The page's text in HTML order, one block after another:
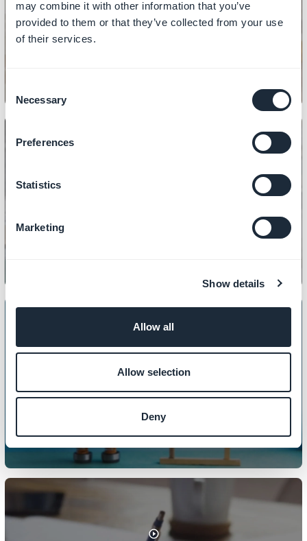
may combine it with other information that you’ve
provided to them or that they’ve collected from your use
of their services.
Consent
Selection
Necessary
Preferences
Statistics
Marketing
Show details
Allow all
Allow selection
Deny
Come aggiungere link alle sezioni
CONTENUTO
Come personalizzare la tua pagina
404